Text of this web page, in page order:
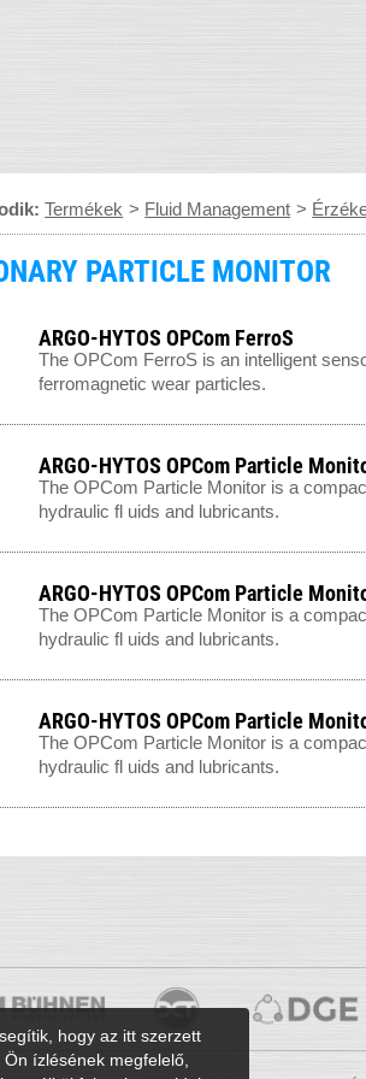
Termékek > Fluid Management >
PARTICLE MONITOR
ARGO-HYTOS OPCom FerroS
The OPCom FerroS is an intelligent
ferromagnetic wear particles.
ARGO-HYTOS OPCom Particle
The OPCom Particle Monitor is a
hydraulic fl uids and lubricants.
ARGO-HYTOS OPCom Particle
The OPCom Particle Monitor is a
hydraulic fl uids and lubricants.
ARGO-HYTOS OPCom Particle
The OPCom Particle Monitor is a
hydraulic fl uids and lubricants.
hogy az itt szerzett
ízlésének megfelelő,